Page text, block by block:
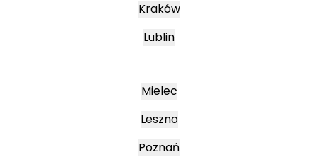
Kraków
Lublin
Mielec
Leszno
Poznań